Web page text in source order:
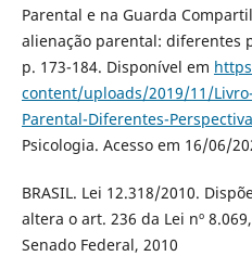
Parental e na Guarda
alienação parental: diferentes
p. 173-184. Disponível em
content/uploads/2019/11/
Parental-Diferentes-
Psicologia. Acesso em 16/06/
BRASIL. Lei 12.318/2010.
altera o art. 236 da Lei nº
Senado Federal, 2010